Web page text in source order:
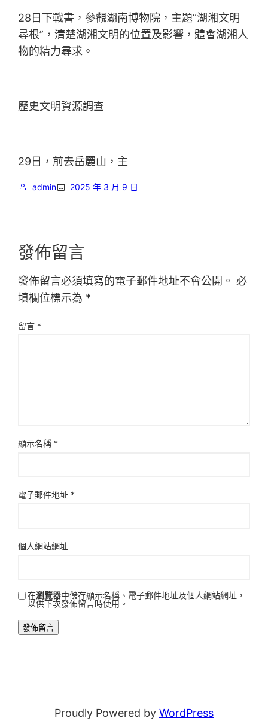
28日下戰書，參觀湖南博物院，主題“湖湘文明
尋根”，清楚湖湘文明的位置及影響，體會湖湘人
物的精力尋求。
歷史文明資源調查
29日，前去岳麓山，主
admin 2025 年 3 月 9 日
發佈留言
發佈留言必須填寫的電子郵件地址不會公開。 必
填欄位標示為 *
留言 *
顯示名稱 *
電子郵件地址 *
個人網站網址
在瀏覽器中儲存顯示名稱、電子郵件地址及個人網站網址，
以供下次發佈留言時使用。
Proudly Powered by WordPress